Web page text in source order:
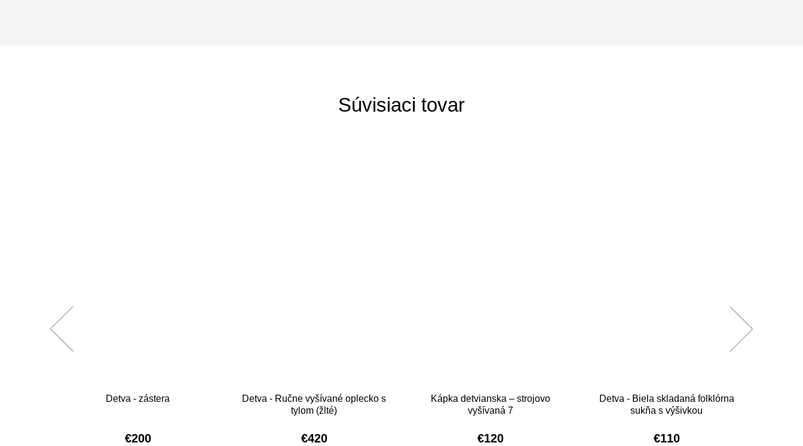
Súvisiaci tovar
Detva - zástera
€200
Detva - Ručne vyšívané oplecko s
tylom (žlté)
€420
Kápka detvianska – strojovo
vyšívaná 7
€120
Detva - Biela skladaná folklórna
sukňa s výšivkou
€110